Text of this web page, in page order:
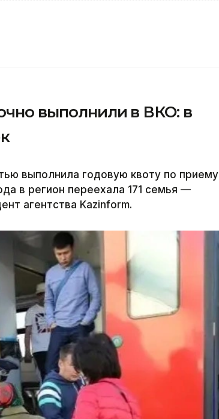
выполнили в ВКО: в
выполнила годовую квоту по приему
в регион переехала 171 семья —
агентства Kazinform.